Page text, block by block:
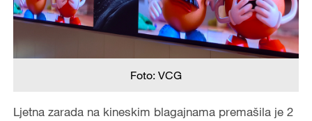
Foto: VCG
Ljetna zarada na kineskim blagajnama premašila je 2